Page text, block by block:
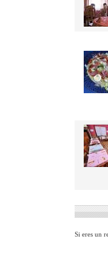
Si eres un